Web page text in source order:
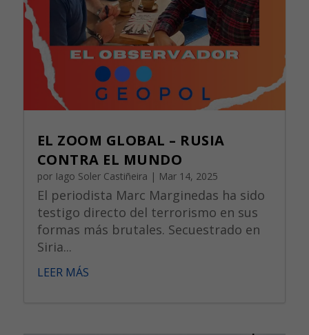
EL ZOOM GLOBAL – RUSIA
CONTRA EL MUNDO
por Iago Soler Castiñeira | Mar 14, 2025
El periodista Marc Marginedas ha sido
testigo directo del terrorismo en sus
formas más brutales. Secuestrado en
Siria...
LEER MÁS